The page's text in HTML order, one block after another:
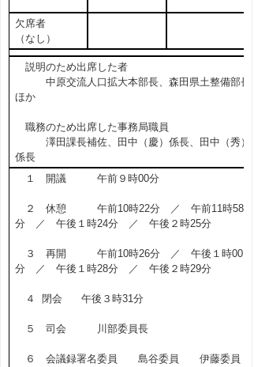
欠席者
（なし）
説明のため出席した者
中原交流人口拡大本部長、森田県土整備部長
ほか
職務のため出席した事務局職員
澤田課長補佐、田中（慶）係長、田中（秀）
係長
１ 開議 午前９時00分
２ 休憩 午前10時22分 ／ 午前11時58
分 ／ 午後１時24分 ／ 午後２時25分
３ 再開 午前10時26分 ／ 午後１時00
分 ／ 午後１時28分 ／ 午後２時29分
４ 閉会 午後３時31分
５ 司会 川部委員長
６ 会議録署名委員 島谷委員 伊藤委員